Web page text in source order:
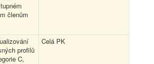
členům
profilů
C,
Celá PK